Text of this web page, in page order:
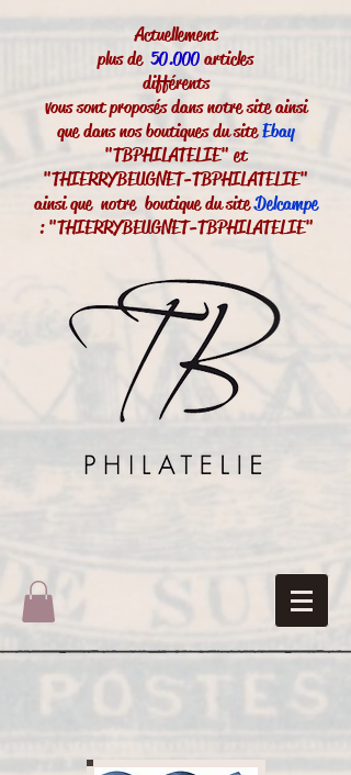
Actuellement
plus de50.000articles
différents
vous sont proposés dans notre site ainsi
que dans nos boutiques du siteEbay
"TBPHILATELIE" et
"THIERRYBEUGNET-TBPHILATELIE"
ainsi que notre boutique du siteDelcampe
: "THIERRYBEUGNET-TBPHILATELIE"